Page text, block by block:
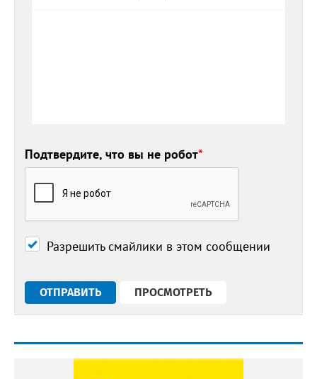
Подтвердите, что вы не робот*
Разрешить смайлики в этом сообщении